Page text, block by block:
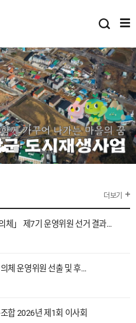
더보기
체」 제7기 운영위원 선거 결과…
체 운영위원 선출 및 후…
합 2026년 제1회 이사회